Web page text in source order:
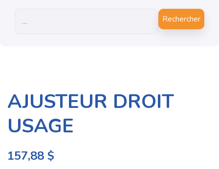
AJUSTEUR DROIT
USAGE
157,88 $
Rechercher